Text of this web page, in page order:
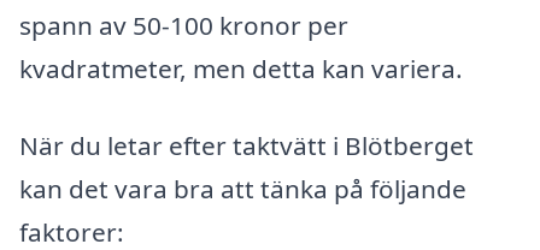
spann av 50-100 kronor per
kvadratmeter, men detta kan variera.
När du letar efter taktvätt i Blötberget
kan det vara bra att tänka på följande
faktorer: